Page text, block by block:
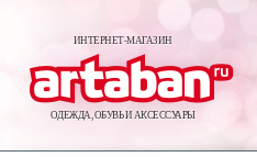
ИНТЕРНЕТ-МАГАЗИН
ОДЕЖДА, ОБУВЬ И АКСЕССУАРЫ